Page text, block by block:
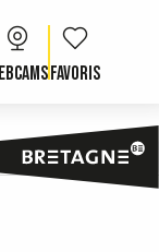
Voir les